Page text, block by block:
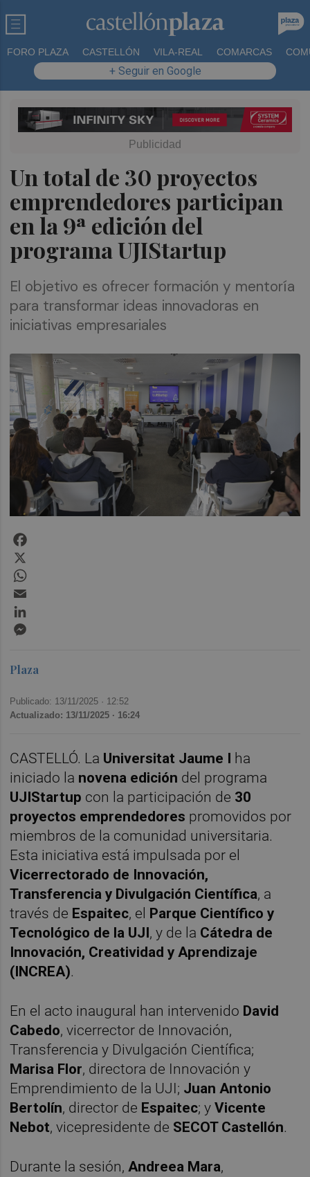
FORO PLAZA CASTELLÓN VILA-REAL COMARCAS
+ Seguir en Google
Un total de 30 proyectos
emprendedores participan
en la 9ª edición del
programa UJIStartup
El objetivo es ofrecer formación y mentoría
para transformar ideas innovadoras en
iniciativas empresariales
Plaza
Publicado: 13/11/2025 · 12:52
Actualizado: 13/11/2025 · 16:24
CASTELLÓ. La Universitat Jaume I ha
iniciado la novena edición del programa
UJIStartup con la participación de 30
proyectos emprendedores promovidos por
miembros de la comunidad universitaria.
Esta iniciativa está impulsada por el
Vicerrectorado de Innovación,
Transferencia y Divulgación Científica, a
través de Espaitec, el Parque Científico y
Tecnológico de la UJI, y de la Cátedra de
Innovación, Creatividad y Aprendizaje
(INCREA).
En el acto inaugural han intervenido David
Cabedo, vicerrector de Innovación,
Transferencia y Divulgación Científica;
Marisa Flor, directora de Innovación y
Emprendimiento de la UJI; Juan Antonio
Bertolín, director de Espaitec; yVicente
Nebot, vicepresidente de SECOT Castellón.
Durante la sesión,Andreea Mara,